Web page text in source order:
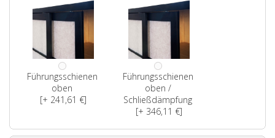
Führungsschienen
oben
[+ 241,61 €]
Führungsschienen
oben /
Schließdämpfung
[+ 346,11 €]